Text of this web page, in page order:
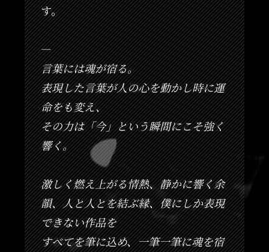
す。
—
言葉には魂が宿る。
表現した言葉が人の心を動かし時に運
命をも変え、
その力は「今」という瞬間にこそ強く
響く。
激しく燃え上がる情熱、静かに響く余
韻、人と人とを結ぶ縁、僕にしか表現
できない作品を
すべてを筆に込め、一筆一筆に魂を宿